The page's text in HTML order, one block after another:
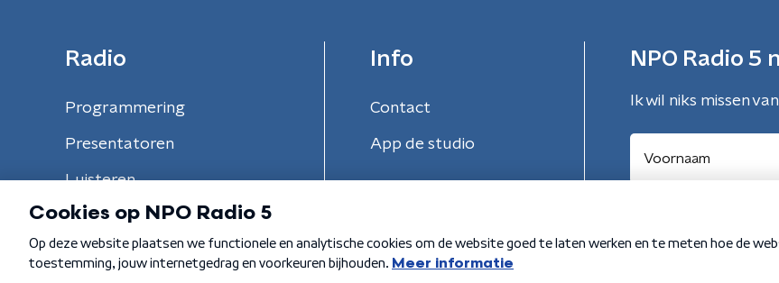
Radio
Programmering
Presentatoren
Luisteren
Info
Contact
App de studio
NPO Radio 5
Ik wil niks missen
Algemene voorwaarden Privacybeleid